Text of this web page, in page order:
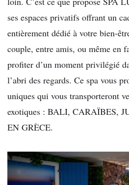
ses espaces privatifs offrant un
entièrement dédié à votre bien-
couple, entre amis, ou même en
profiter d’un moment privilégié
l’abri des regards. Ce spa vous
uniques qui vous transporteront
exotiques : BALI, CARAÏBES,
EN GRÈCE.